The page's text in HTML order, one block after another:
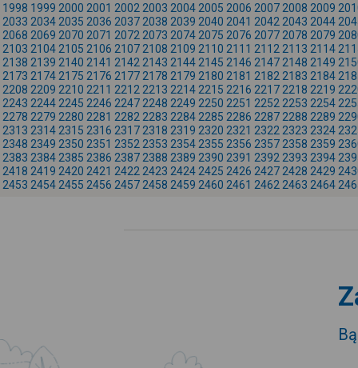
1998 1999 2000 2001 2002 2003 2004 2005 2006 2007 2008 2009
2033 2034 2035 2036 2037 2038 2039 2040 2041 2042 2043 2044
2068 2069 2070 2071 2072 2073 2074 2075 2076 2077 2078 2079
2103 2104 2105 2106 2107 2108 2109 2110 2111 2112 2113 2114
2138 2139 2140 2141 2142 2143 2144 2145 2146 2147 2148 2149
2173 2174 2175 2176 2177 2178 2179 2180 2181 2182 2183 2184
2208 2209 2210 2211 2212 2213 2214 2215 2216 2217 2218 2219
2243 2244 2245 2246 2247 2248 2249 2250 2251 2252 2253 2254
2278 2279 2280 2281 2282 2283 2284 2285 2286 2287 2288 2289
2313 2314 2315 2316 2317 2318 2319 2320 2321 2322 2323 2324
2348 2349 2350 2351 2352 2353 2354 2355 2356 2357 2358 2359
2383 2384 2385 2386 2387 2388 2389 2390 2391 2392 2393 2394
2418 2419 2420 2421 2422 2423 2424 2425 2426 2427 2428 2429
2453 2454 2455 2456 2457 2458 2459 2460 2461 2462 2463 2464